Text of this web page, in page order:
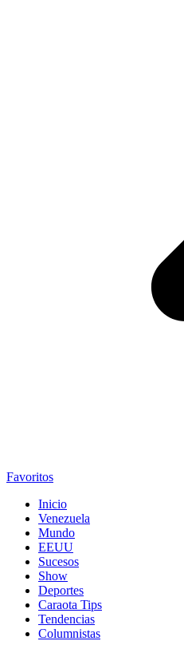
Favoritos
Inicio
Venezuela
Mundo
EEUU
Sucesos
Show
Deportes
Caraota Tips
Tendencias
Columnistas